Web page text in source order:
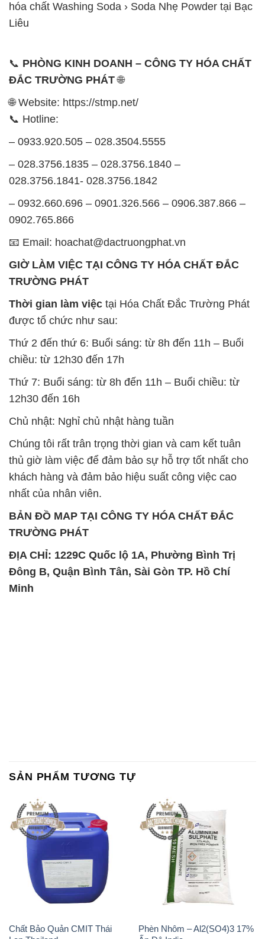
ĐẮC TRƯỜNG PHÁT🌐
🌐 Website: https://stmp.net/
– 0933.920.505 – 028.3504.5555
028.3756.1841- 028.3756.1842
0902.765.866
📧 Email: hoachat@dactruongphat.vn
TRƯỜNG PHÁT
được tổ chức như sau:
Thứ 2 đến thứ 6: Buổi sáng: từ 8h đến 11h – Buổi
chiều: từ 12h30 đến 17h
Thứ 7: Buổi sáng: từ 8h đến 11h – Buổi chiều: từ
12h30 đến 16h
Chủ nhật: Nghỉ chủ nhật hàng tuần
thủ giờ làm việc để đảm bảo sự hỗ trợ tốt nhất cho
khách hàng và đảm bảo hiệu suất công việc cao
nhất của nhân viên.
BẢN ĐỒ MAP TẠI CÔNG TY HÓA CHẤT ĐẮC
TRƯỜNG PHÁT
ĐỊA CHỈ: 1229C Quốc lộ 1A, Phường Bình Trị
Đông B, Quận Bình Tân, Sài Gòn TP. Hồ Chí
Minh
Chất Bảo Quản CMIT Thái
Lan Thailand
Phèn Nhôm – Al2(SO4)3 17%
Ấn Độ India